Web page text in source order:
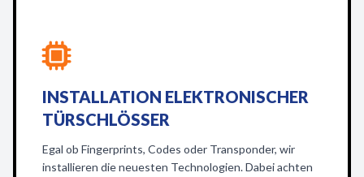
INSTALLATION ELEKTRONISCHER
TÜRSCHLÖSSER
Egal ob Fingerprints, Codes oder Transponder, wir
installieren die neuesten Technologien. Dabei achten